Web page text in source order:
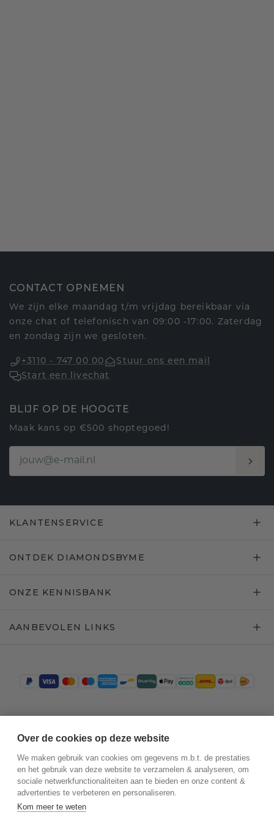
CONTACT OPNEMEN
We zijn elke maandag t/m vrijdag bereikbaar via
onze chat of telefonisch van 09:00 -17:00. Zaterdag
en zondag zijn we gesloten.
+3110 - 747 00 00
Stuur ons een mail
Start een livechat
BLIJF OP DE HOOGTE
Maak kans op €500 shoptegoed!
KLANTENSERVICE
ONTDEK DIAMONDSBYME
ONZE KENNISBANK
AANBEVOLEN LINKS
Over de cookies op deze website
We maken gebruik van cookies om gegevens m.b.t. de prestaties
en het gebruik van deze website te verzamelen & analyseren, om
sociale netwerkfunctionaliteiten aan te bieden en onze content &
advertenties te verbeteren en personaliseren.
Kom meer te weten